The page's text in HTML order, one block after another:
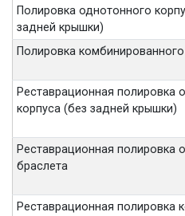
Полировка однотонного
задней крышки)
Полировка
Реставрационная полировка
корпуса (без задней крышки)
Реставрационная полировка
браслета
Реставрационная полировка